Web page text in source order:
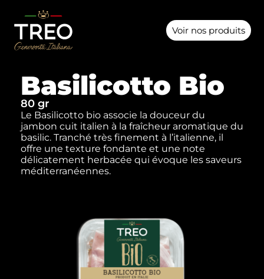
Voir nos produits
Basilicotto Bio
80 gr
Le Basilicotto bio associe la douceur du
jambon cuit italien à la fraîcheur aromatique du
basilic. Tranché très finement à l’italienne, il
offre une texture fondante et une note
délicatement herbacée qui évoque les saveurs
méditerranéennes.